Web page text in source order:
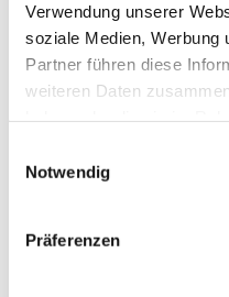
Verwendung unserer
soziale Medien, Werbung
Partner führen diese
weiteren Daten
Notwendig
Präferenzen
Berichtigung und
hinterlegten Daten
Löschung Ihrer
Einschränkung der
Widerruf erteilter
die Zukunft
Verarbeitung der
insbesondere
Verantwortliche